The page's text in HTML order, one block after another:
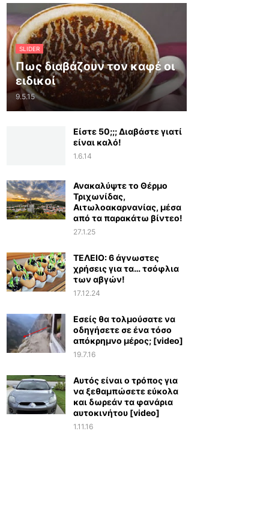
SLIDER
Πως διαβάζουν τον καφέ οι
ειδικοί
9.5.15
Είστε 50;;; Διαβάστε γιατί
είναι καλό!
1.6.14
Ανακαλύψτε το Θέρμο
Τριχωνίδας,
Αιτωλοακαρνανίας, μέσα
από τα παρακάτω βίντεο!
27.1.25
ΤΕΛΕΙΟ: 6 άγνωστες
χρήσεις για τα… τσόφλια
των αβγών!
17.12.24
Εσείς θα τολμούσατε να
οδηγήσετε σε ένα τόσο
απόκρημνο μέρος; [video]
19.7.16
Αυτός είναι ο τρόπος για
να ξεθαμπώσετε εύκολα
και δωρεάν τα φανάρια
αυτοκινήτου [video]
1.11.16